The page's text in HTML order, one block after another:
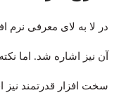
در لا به‌ لای معرفی نرم
آن نیز اشاره شد. اما
سخت افزار قدرتمند نیز